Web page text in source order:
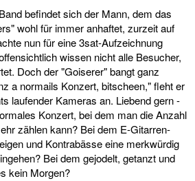
befindet sich der Mann, dem das
wohl für immer anhaftet, zurzeit auf
nun für eine 3sat-Aufzeichnung
wissen nicht alle Besucher,
Doch der "Goiserer" bangt ganz
a normails Konzert, bitscheen," fleht er
laufender Kameras an. Liebend gern -
Konzert, bei dem man die Anzahl
zählen kann? Bei dem E-Gitarren-
und Kontrabässe eine merkwürdig
Bei dem gejodelt, getanzt und
kein Morgen?